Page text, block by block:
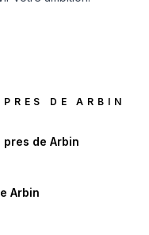
PRES DEARBIN
pres de Arbin
Arbin